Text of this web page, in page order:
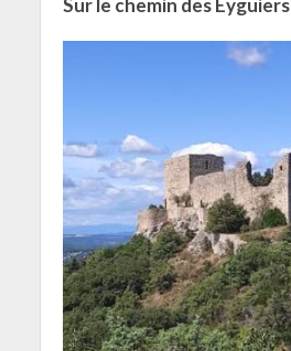
Sur le chemin des Eyguiers